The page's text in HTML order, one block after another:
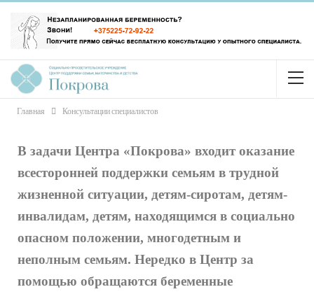
Главная Консультации специалистов
В задачи Центра «Покрова» входит оказание
всесторонней поддержки семьям в трудной
жизненной ситуации, детям-сиротам, детям-
инвалидам, детям, находящимся в социально
опасном положении, многодетным и
неполным семьям. Нередко в Центр за
помощью обращаются беременные